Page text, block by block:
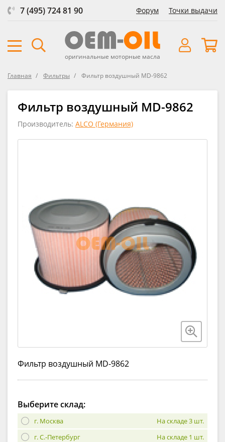
7 (495) 724 81 90 Форум Точки выдачи
оригинальные моторные масла
Главная Фильтры Фильтр воздушный MD-9862
Фильтр воздушный MD-9862
Производитель: ALCO (Германия)
Фильтр воздушный MD-9862
Выберите склад:
г. Москва
На складе 3 шт.
г. С.-Петербург
На складе 1 шт.